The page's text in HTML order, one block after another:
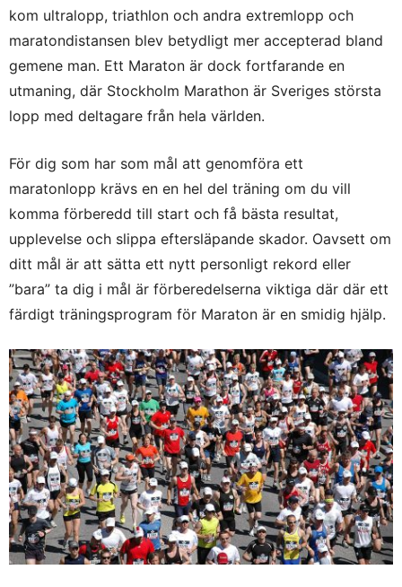
kom ultralopp, triathlon och andra extremlopp och
maratondistansen blev betydligt mer accepterad bland
gemene man. Ett Maraton är dock fortfarande en
utmaning, där Stockholm Marathon är Sveriges största
lopp med deltagare från hela världen.
För dig som har som mål att genomföra ett
maratonlopp krävs en en hel del träning om du vill
komma förberedd till start och få bästa resultat,
upplevelse och slippa eftersläpande skador. Oavsett om
ditt mål är att sätta ett nytt personligt rekord eller
”bara” ta dig i mål är förberedelserna viktiga där där ett
färdigt träningsprogram för Maraton är en smidig hjälp.